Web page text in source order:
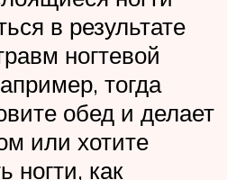
в результате
ногтевой
тогда
обед и делает
или хотите
ногти, как